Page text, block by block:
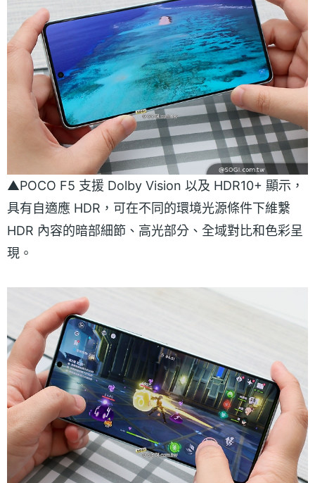
▲POCO F5 支援 Dolby Vision 以及 HDR10+ 顯示，
具有自適應 HDR，可在不同的環境光源條件下維繫
HDR 內容的暗部細節、高光部分、全域對比和色彩呈
現。